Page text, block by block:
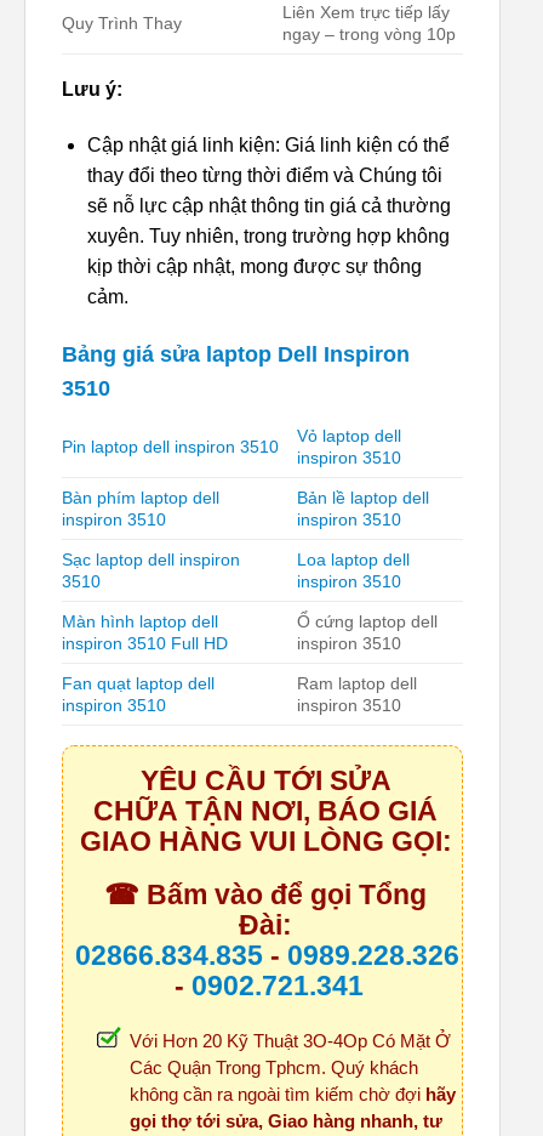
Quy Trình Thay
Liên Xem trực tiếp lấy
ngay – trong vòng 10p
Lưu ý:
Cập nhật giá linh kiện: Giá linh kiện có thể
thay đổi theo từng thời điểm và Chúng tôi
sẽ nỗ lực cập nhật thông tin giá cả thường
xuyên. Tuy nhiên, trong trường hợp không
kịp thời cập nhật, mong được sự thông
cảm.
Bảng giá sửa laptop Dell Inspiron
3510
Pin laptop dell inspiron 3510
Vỏ laptop dell
inspiron 3510
Bàn phím laptop dell
inspiron 3510
Bản lề laptop dell
inspiron 3510
Sạc laptop dell inspiron
3510
Loa laptop dell
inspiron 3510
Màn hình laptop dell
inspiron 3510 Full HD
Ổ cứng laptop dell
inspiron 3510
Fan quạt laptop dell
inspiron 3510
Ram laptop dell
inspiron 3510
YÊU CẦU TỚI SỬA
CHỮA TẬN NƠI, BÁO GIÁ
GIAO HÀNG VUI LÒNG GỌI:
☎ Bấm vào để gọi Tổng
Đài:
02866.834.835 - 0989.228.326
- 0902.721.341
Với Hơn 20 Kỹ Thuật 3O-4Op Có Mặt Ở
Các Quận Trong Tphcm. Quý khách
không cần ra ngoài tìm kiếm chờ đợi hãy
gọi thợ tới sửa, Giao hàng nhanh, tư